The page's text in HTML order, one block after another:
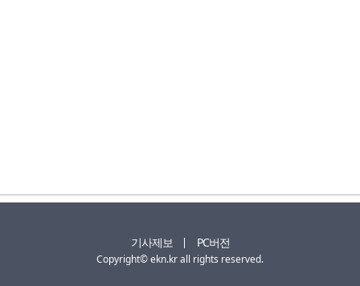
기사제보 PC버전
Copyright© ekn.kr all rights reserved.